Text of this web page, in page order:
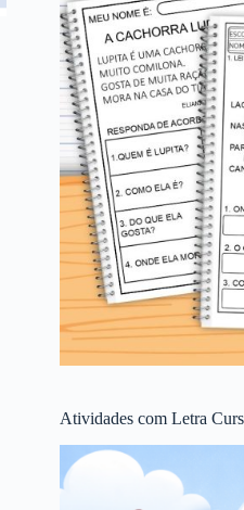
Atividades com Letra